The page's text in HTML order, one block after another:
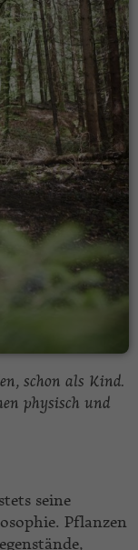
schon als Kind.
physisch und
seine
Pflanzen